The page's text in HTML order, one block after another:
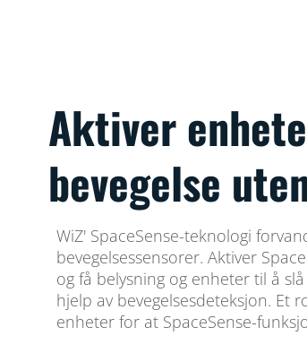
Aktiver
bevegelse
WiZ' SpaceSense-teknologi
bevegelsessensorer. Aktiver
og få belysning og enheter til å
hjelp av bevegelsesdeteksjon. Et
enheter for at SpaceSense-